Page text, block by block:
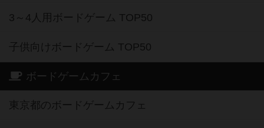
3～4人用ボードゲーム TOP50
子供向けボードゲーム TOP50
ボードゲームカフェ
東京都のボードゲームカフェ